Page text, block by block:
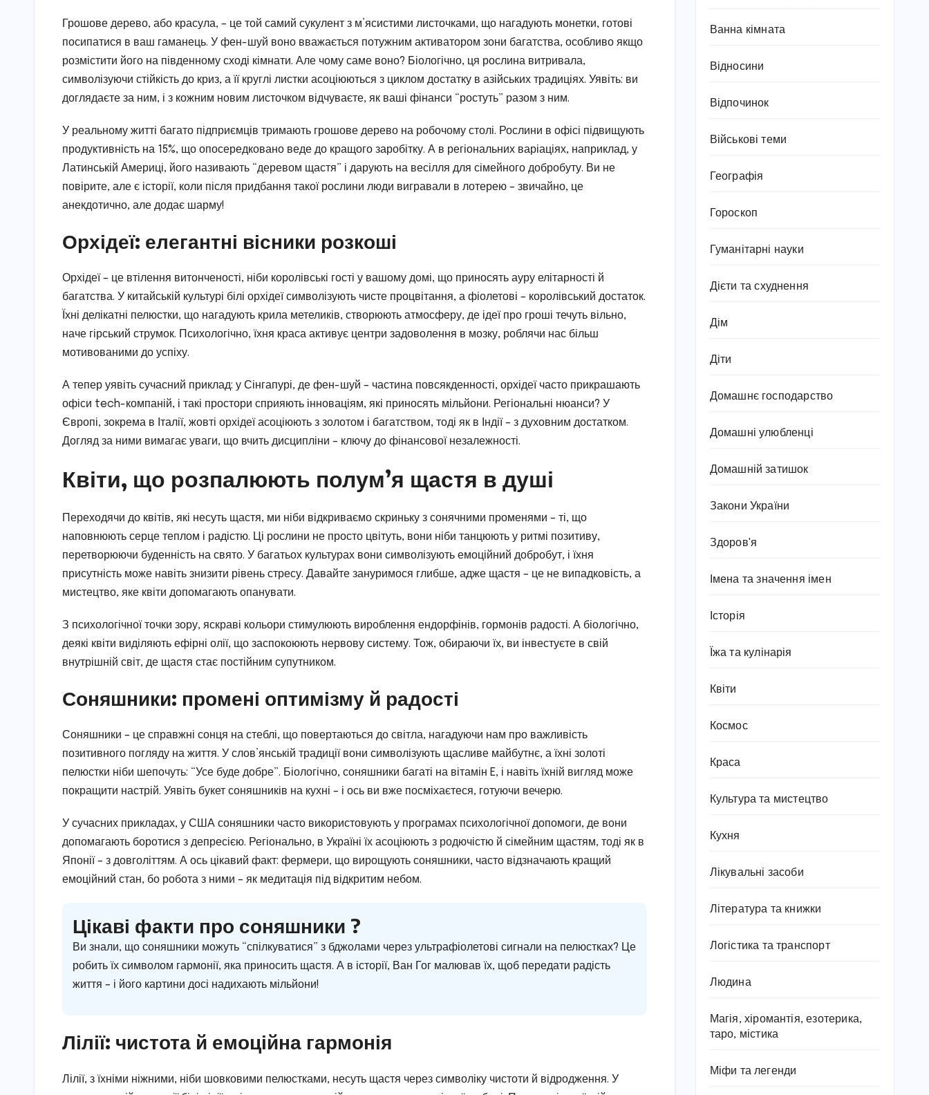
Грошове дерево, або красула, – це той самий сукулент з м’ясистими листочками, що нагадують монетки, готові
посипатися в ваш гаманець. У фен-шуй воно вважається потужним активатором зони багатства, особливо якщо
розмістити його на південному сході кімнати. Але чому саме воно? Біологічно, ця рослина витривала,
символізуючи стійкість до криз, а її круглі листки асоціюються з циклом достатку в азійських традиціях. Уявіть: ви
доглядаєте за ним, і з кожним новим листочком відчуваєте, як ваші фінанси “ростуть” разом з ним.
У реальному житті багато підприємців тримають грошове дерево на робочому столі. Рослини в офісі підвищують
продуктивність на 15%, що опосередковано веде до кращого заробітку. А в регіональних варіаціях, наприклад, у
Латинській Америці, його називають “деревом щастя” і дарують на весілля для сімейного добробуту. Ви не
повірите, але є історії, коли після придбання такої рослини люди вигравали в лотерею – звичайно, це
анекдотично, але додає шарму!
Орхідеї: елегантні вісники розкоші
Орхідеї – це втілення витонченості, ніби королівські гості у вашому домі, що приносять ауру елітарності й
багатства. У китайській культурі білі орхідеї символізують чисте процвітання, а фіолетові – королівський достаток.
Їхні делікатні пелюстки, що нагадують крила метеликів, створюють атмосферу, де ідеї про гроші течуть вільно,
наче гірський струмок. Психологічно, їхня краса активує центри задоволення в мозку, роблячи нас більш
мотивованими до успіху.
А тепер уявіть сучасний приклад: у Сінгапурі, де фен-шуй – частина повсякденності, орхідеї часто прикрашають
офіси tech-компаній, і такі простори сприяють інноваціям, які приносять мільйони. Регіональні нюанси? У
Європі, зокрема в Італії, жовті орхідеї асоціюють з золотом і багатством, тоді як в Індії – з духовним достатком.
Догляд за ними вимагає уваги, що вчить дисципліни – ключу до фінансової незалежності.
Квіти, що розпалюють полум’я щастя в душі
Переходячи до квітів, які несуть щастя, ми ніби відкриваємо скриньку з сонячними променями – ті, що
наповнюють серце теплом і радістю. Ці рослини не просто цвітуть, вони ніби танцюють у ритмі позитиву,
перетворюючи буденність на свято. У багатьох культурах вони символізують емоційний добробут, і їхня
присутність може навіть знизити рівень стресу. Давайте зануримося глибше, адже щастя – це не випадковість, а
мистецтво, яке квіти допомагають опанувати.
З психологічної точки зору, яскраві кольори стимулюють вироблення ендорфінів, гормонів радості. А біологічно,
деякі квіти виділяють ефірні олії, що заспокоюють нервову систему. Тож, обираючи їх, ви інвестуєте в свій
внутрішній світ, де щастя стає постійним супутником.
Соняшники: промені оптимізму й радості
Соняшники – це справжні сонця на стеблі, що повертаються до світла, нагадуючи нам про важливість
позитивного погляду на життя. У слов’янській традиції вони символізують щасливе майбутнє, а їхні золоті
пелюстки ніби шепочуть: “Усе буде добре”. Біологічно, соняшники багаті на вітамін E, і навіть їхній вигляд може
покращити настрій. Уявіть букет соняшників на кухні – і ось ви вже посміхаєтеся, готуючи вечерю.
У сучасних прикладах, у США соняшники часто використовують у програмах психологічної допомоги, де вони
допомагають боротися з депресією. Регіонально, в Україні їх асоціюють з родючістю й сімейним щастям, тоді як в
Японії – з довголіттям. А ось цікавий факт: фермери, що вирощують соняшники, часто відзначають кращий
емоційний стан, бо робота з ними – як медитація під відкритим небом.
Цікаві факти про соняшники ?
Ви знали, що соняшники можуть “спілкуватися” з бджолами через ультрафіолетові сигнали на пелюстках? Це
робить їх символом гармонії, яка приносить щастя. А в історії, Ван Гог малював їх, щоб передати радість
життя – і його картини досі надихають мільйони!
Лілії: чистота й емоційна гармонія
Лілії, з їхніми ніжними, ніби шовковими пелюстками, несуть щастя через символіку чистоти й відродження. У
Ванна кімната
Відносини
Відпочинок
Військові теми
Географія
Гороскоп
Гуманітарні науки
Дієти та схуднення
Дім
Діти
Домашнє господарство
Домашні улюбленці
Домашній затишок
Закони України
Здоров'я
Імена та значення імен
Історія
Їжа та кулінарія
Квіти
Космос
Краса
Культура та мистецтво
Кухня
Лікувальні засоби
Література та книжки
Логістика та транспорт
Людина
Магія, хіромантія, езотерика,
таро, містика
Міфи та легенди